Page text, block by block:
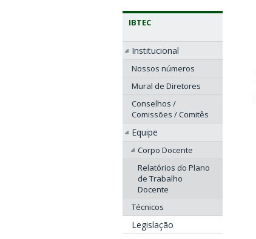
IBTEC
Institucional
Nossos números
Mural de Diretores
Conselhos /
Comissões / Comitês
Equipe
Corpo Docente
Relatórios do Plano
de Trabalho
Docente
Técnicos
Legislação